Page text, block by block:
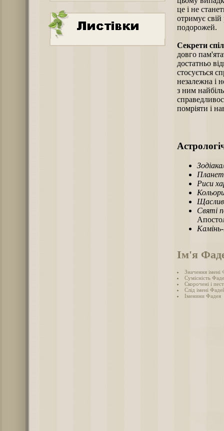
це і не
отримує свій
подорожей.
Секрети
довго
достатньо
стосується
незалежна і
з ним
помріяти і
Риси
Святі
Ім'я
Значення імені
Сумісність
Скорочені і
Слід імені
Іменини Фадея